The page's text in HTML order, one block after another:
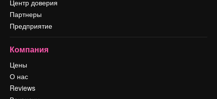
Центр доверия
Партнеры
Предприятие
Компания
Цены
О нас
Reviews